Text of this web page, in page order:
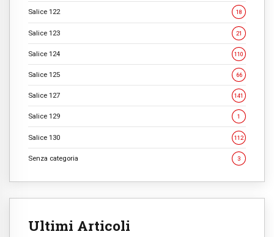
Salice 122 18
Salice 123 21
Salice 124 110
Salice 125 66
Salice 127 141
Salice 129 1
Salice 130 112
Senza categoria 3
Ultimi Articoli